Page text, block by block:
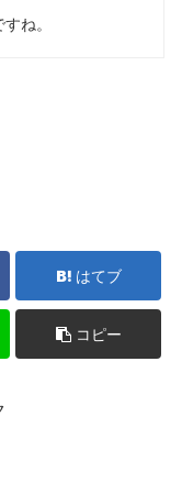
ね。
はてブ
コピー